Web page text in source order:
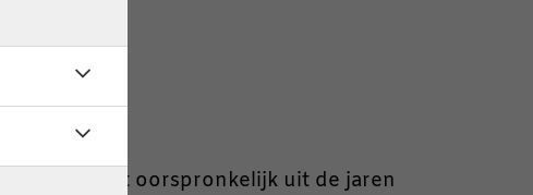
dateert oorspronkelijk uit de jaren